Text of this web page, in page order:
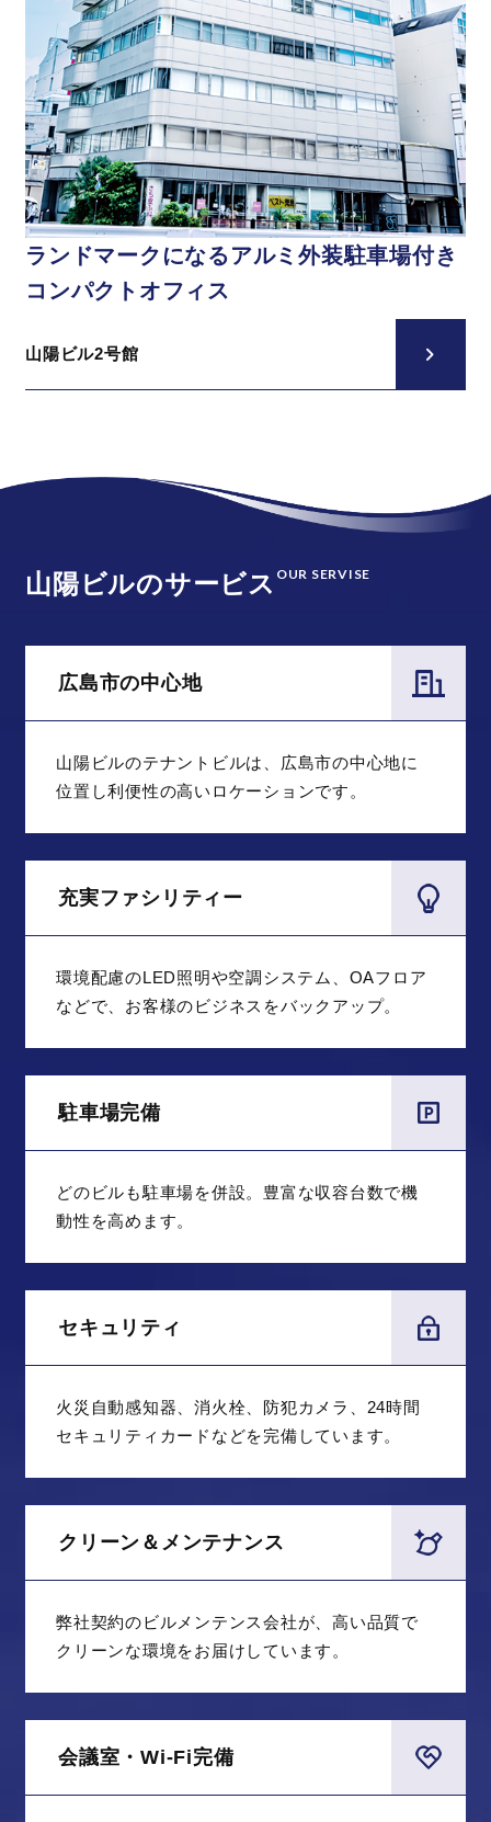
ランドマークになるアルミ外装駐車場付き
コンパクトオフィス
山陽ビル2号館
山陽ビルのサービス OUR SERVISE
広島市の中心地
山陽ビルのテナントビルは、広島市の中心地に
位置し利便性の高いロケーションです。
充実ファシリティー
環境配慮のLED照明や空調システム、OAフロア
などで、お客様のビジネスをバックアップ。
駐車場完備
どのビルも駐車場を併設。豊富な収容台数で機
動性を高めます。
セキュリティ
火災自動感知器、消火栓、防犯カメラ、24時間
セキュリティカードなどを完備しています。
クリーン＆メンテナンス
弊社契約のビルメンテンス会社が、高い品質で
クリーンな環境をお届けしています。
会議室・Wi-Fi完備